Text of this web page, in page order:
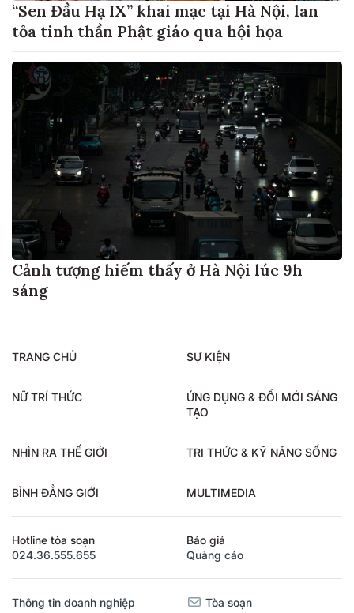
“Sen Đầu Hạ IX” khai mạc tại Hà Nội, lan
tỏa tinh thần Phật giáo qua hội họa
Cảnh tượng hiếm thấy ở Hà Nội lúc 9h
sáng
TRANG CHỦ SỰ KIỆN
NỮ TRÍ THỨC
ỨNG DỤNG & ĐỔI MỚI SÁNG
TẠO
NHÌN RA THẾ GIỚI TRI THỨC & KỸ NĂNG SỐNG
BÌNH ĐẲNG GIỚI MULTIMEDIA
Hotline tòa soạn
024.36.555.655
Báo giá
Quảng cáo
Thông tin doanh nghiệp Tòa soạn